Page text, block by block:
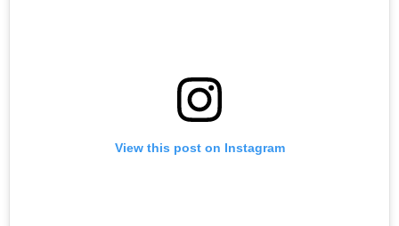
View this post on Instagram